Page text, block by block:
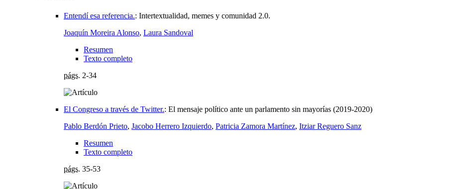
Entendí esa referencia.: Intertextualidad, memes y comunidad 2.0.
Joaquín Moreira Alonso, Laura Sandoval
Resumen
Texto completo
págs. 2-34
El Congreso a través de Twitter.: El mensaje político ante un parlamento sin mayorías (2019-2020)
Pablo Berdón Prieto, Jacobo Herrero Izquierdo, Patricia Zamora Martínez, Itziar Reguero Sanz
Resumen
Texto completo
págs. 35-53